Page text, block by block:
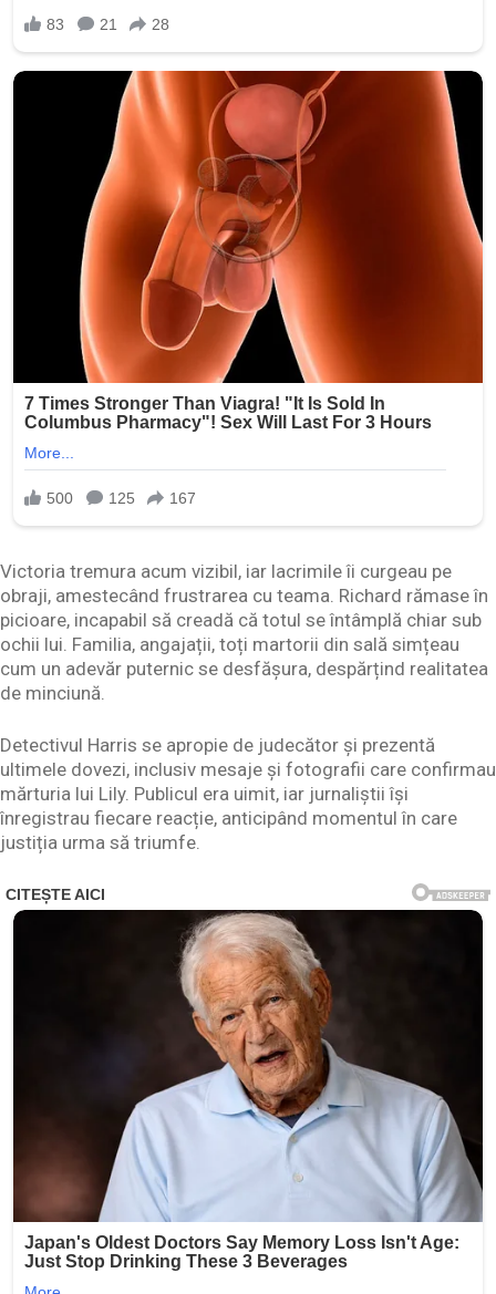
Victoria tremura acum vizibil, iar lacrimile îi curgeau pe
obraji, amestecând frustrarea cu teama. Richard rămase în
picioare, incapabil să creadă că totul se întâmplă chiar sub
ochii lui. Familia, angajații, toți martorii din sală simțeau
cum un adevăr puternic se desfășura, despărțind realitatea
de minciună.
Detectivul Harris se apropie de judecător și prezentă
ultimele dovezi, inclusiv mesaje și fotografii care confirmau
mărturia lui Lily. Publicul era uimit, iar jurnaliștii își
înregistrau fiecare reacție, anticipând momentul în care
justiția urma să triumfe.